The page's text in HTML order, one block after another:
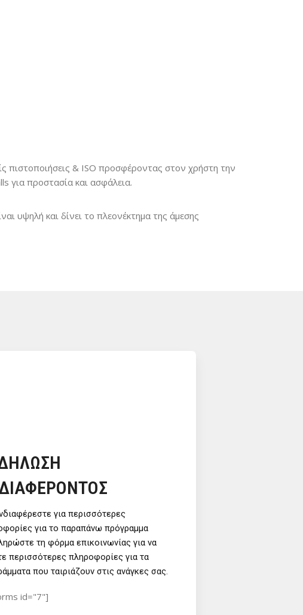
πιστοποιήσεις & ISO προσφέροντας στον χρήστη την
για προστασία και ασφάλεια.
υψηλή και δίνει το πλεονέκτημα της άμεσης
για περισσότερες
για το παραπάνω πρόγραμμα
τη φόρμα επικοινωνίας για να
περισσότερες πληροφορίες για τα
που ταιριάζουν στις ανάγκες σας.
id="7"]